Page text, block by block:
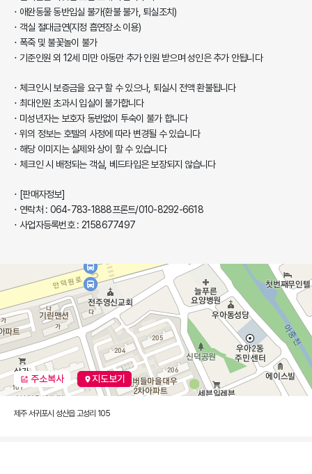
애완동물 동반입실 불가(환불 불가, 퇴실조치)
객실 절대금연(지정 흡연장소 이용)
폭죽 및 불꽃놀이 불가
기준인원 외 12세 미만 아동만 추가 인원 받으며 성인은 추가 안됩니다
체크인시 보증금을 요구 할 수 있으나, 퇴실시 전액 환불됩니다
최대인원 초과시 입실이 불가합니다
미성년자는 보호자 동반없이 투숙이 불가 합니다
위의 정보는 호텔의 사정에 따라 변경될 수 있습니다
해당 이미지는 실제와 상이 할 수 있습니다
체크인 시 배정되는 객실, 베드타입은 보장되지 않습니다
[판매자정보]
연락처 : 064-783-1888프론트/010-8292-6618
사업자등록번호 : 2158677497
주소복사 지도보기
제주 서귀포시 성산읍 고성리 105